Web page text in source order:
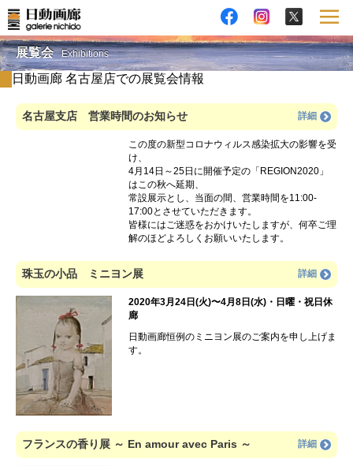
展覧会 Exhibitions
日動画廊 名古屋店での展覧会情報
名古屋支店 営業時間のお知らせ 詳細
この度の新型コロナウィルス感染拡大の影響を受
け、
4月14日～25日に開催予定の「REGION2020」
はこの秋へ延期、
常設展示とし、当面の間、営業時間を11:00-
17:00とさせていただきます。
皆様にはご迷惑をおかけいたしますが、何卒ご理
解のほどよろしくお願いいたします。
珠玉の小品 ミニヨン展 詳細
2020年3月24日(火)〜4月8日(水)・日曜・祝日休
廊
日動画廊恒例のミニヨン展のご案内を申し上げま
す。
フランスの香り展 ～ En amour avec Paris ～ 詳細